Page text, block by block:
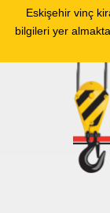
Eskişehir vinç
bilgileri yer